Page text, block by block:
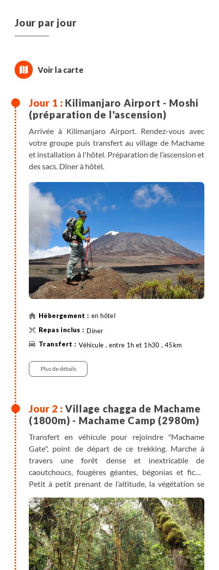
Jour par jour
Kilimanjaro Airport - Moshi
(préparation de l'ascension)
Arrivée à Kilimanjaro Airport. Rendez-vous avec
votre groupe puis transfert au village de Machame
et installation à l'hôtel. Préparation de l’ascension et
des sacs. Dîner à hôtel.
en hôtel
Diner
Véhicule , entre 1h et 1h30 , 45km
Plus de détails
Village chagga de Machame
(1800m) - Machame Camp (2980m)
Transfert en véhicule pour rejoindre "Machame
Gate", point de départ de ce trekking. Marche à
travers une forêt dense et inextricable de
caoutchoucs, fougères géantes, bégonias et ficus.
Petit à petit prenant de l’altitude, la végétation se
modifie. La forêt tropicale laisse place aux hautes
herbes et bruyères géantes. Installation du bivouac à
Machame Camp (2980m).